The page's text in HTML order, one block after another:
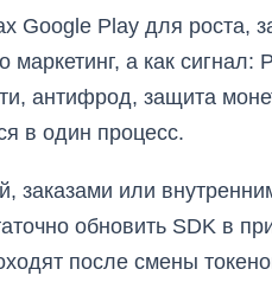
Google Play для роста,
а как сигнал:
антифрод, защита
в один процесс.
заказами или
обновить SDK в
после смены